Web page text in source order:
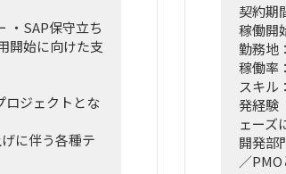
・SAP保守立ち
開始に向けた支
ロジェクトとな
に伴う各種テ
契約期
稼働開
勤務地
稼働率
スキル
発経験
ェーズ
開発部
／